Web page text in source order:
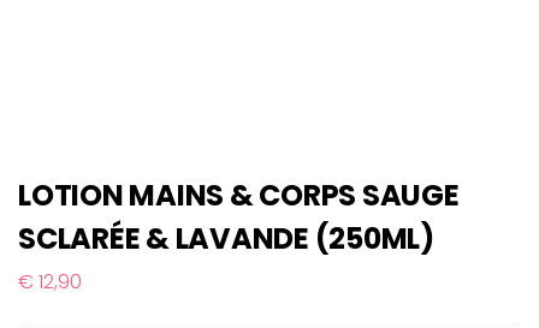
LOTION MAINS & CORPS SAUGE
SCLARÉE & LAVANDE (250ML)
€12,90